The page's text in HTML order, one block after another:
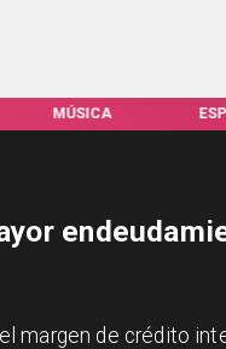
MÚSICA
margen de crédito